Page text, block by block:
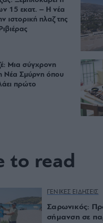
15 εκατ. – Η νέα
ιστορική πλαζ της
Μια σύγχρονη
Νέα Σμύρνη όπου
πρώτο
to read
ΓΕΝΙΚΕΣ ΕΙΔΗΣΕΙΣ
Σαρωνικός:
σήμανση σε